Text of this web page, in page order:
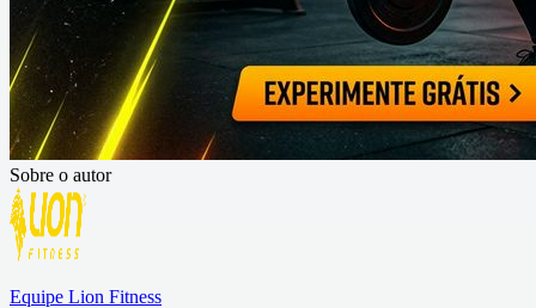
Sobre o autor
Equipe Lion Fitness